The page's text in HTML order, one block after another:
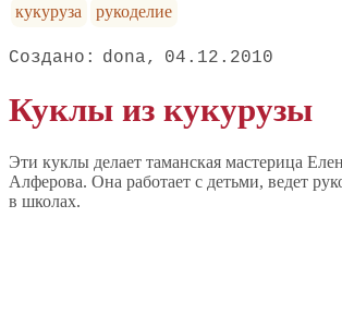
кукуруза
рукоделие
dona 04.12.2010
Куклы из кукурузы
Эти куклы делает таманская мастерица
Алферова. Она работает с детьми, ведет
в школах.